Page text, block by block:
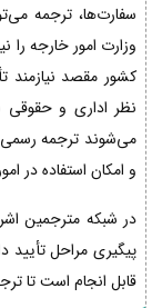
سفارت‌ها، ترجمه
وزارت امور خارجه را
کشور مقصد نیازمند
نظر اداری و حقوقی
می‌شوند ترجمه رسمی
و امکان استفاده در
در شبکه مترجمین
پیگیری مراحل
قابل انجام است تا